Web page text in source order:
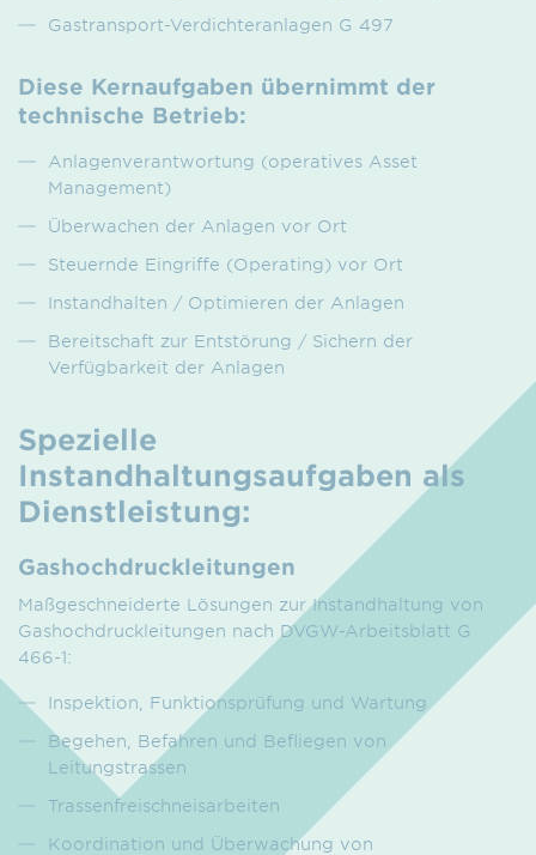
Gastransport-Verdichteranlagen G 497
Diese Kernaufgaben übernimmt der
technische Betrieb:
Anlagenverantwortung (operatives Asset
Management)
Überwachen der Anlagen vor Ort
Steuernde Eingriffe (Operating) vor Ort
Instandhalten / Optimieren der Anlagen
Bereitschaft zur Entstörung / Sichern der
Verfügbarkeit der Anlagen
Spezielle
Instandhaltungsaufgaben als
Dienstleistung:
Gashochdruckleitungen
Maßgeschneiderte Lösungen zur Instandhaltung von
Gashochdruckleitungen nach DVGW-Arbeitsblatt G
466-1:
Inspektion, Funktionsprüfung und Wartung
Begehen, Befahren und Befliegen von
Leitungstrassen
Trassenfreischneisarbeiten
Koordination und Überwachung von